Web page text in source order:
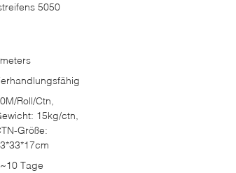
5050
Roll/Ctn,
15kg/ctn,
Größe:
Tage